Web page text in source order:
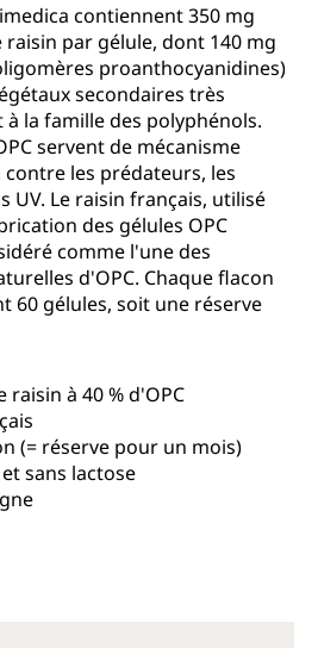
contiennent 350 mg
par gélule, dont 140 mg
proanthocyanidines)
secondaires très
la famille des polyphénols.
servent de mécanisme
les prédateurs, les
UV. Le raisin français, utilisé
des gélules OPC
comme l'une des
d'OPC. Chaque flacon
60 gélules, soit une réserve
à 40 % d'OPC
(= réserve pour un mois)
sans lactose